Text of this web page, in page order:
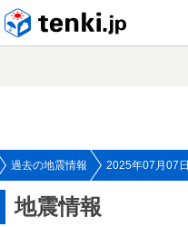
過去の地震情報 2025年07月07日
地震情報